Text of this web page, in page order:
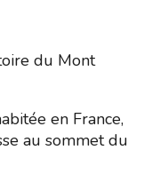
du Mont
en France,
au sommet du